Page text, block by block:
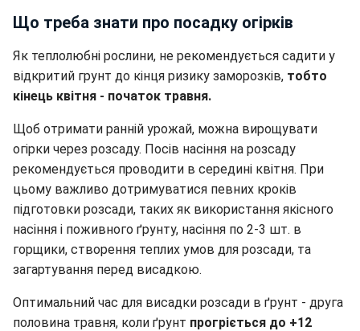
Що треба знати про посадку огірків
Як теплолюбні рослини, не рекомендується садити у
відкритий грунт до кінця ризику заморозків, тобто
кінець квітня - початок травня.
Щоб отримати ранній урожай, можна вирощувати
огірки через розсаду. Посів насіння на розсаду
рекомендується проводити в середині квітня. При
цьому важливо дотримуватися певних кроків
підготовки розсади, таких як використання якісного
насіння і поживного ґрунту, насіння по 2-3 шт. в
горщики, створення теплих умов для розсади, та
загартування перед висадкою.
Оптимальний час для висадки розсади в ґрунт - друга
половина травня, коли ґрунт прогріється до +12